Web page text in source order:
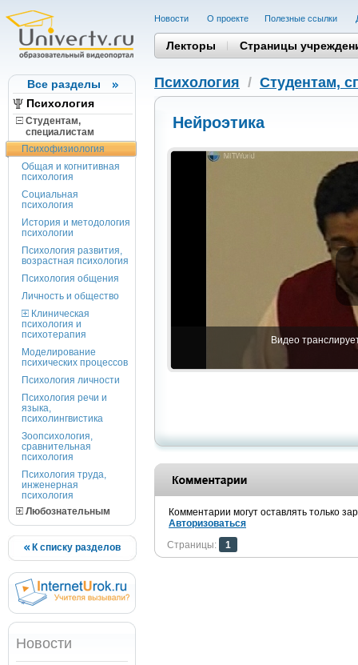
Все разделы
Психология
Студентам,
cпециалистам
Психофизиология
Общая и когнитивная
психология
Социальная
психология
История и методология
психологии
Психология развития,
возрастная психология
Психология общения
Личность и общество
Клиническая
психология и
психотерапия
Моделирование
психических процессов
Психология личности
Психология речи и
языка,
психолингвистика
Зоопсихология,
сравнительная
психология
Психология труда,
инженерная
психология
Любознательным
К списку разделов
Новости
Новости О проекте Полезные cсылки
Лекторы Страницы
Психология / Студентам,
Нейроэтика
Видео
Комментарии могут оставлять только
Авторизоваться
Страницы:
1